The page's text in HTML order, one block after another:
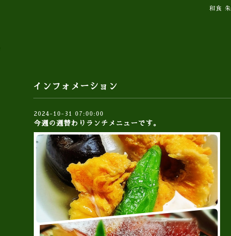
和食
インフォメーション
2024-10-31 07:00:00
今週の週替わりランチメニューです。